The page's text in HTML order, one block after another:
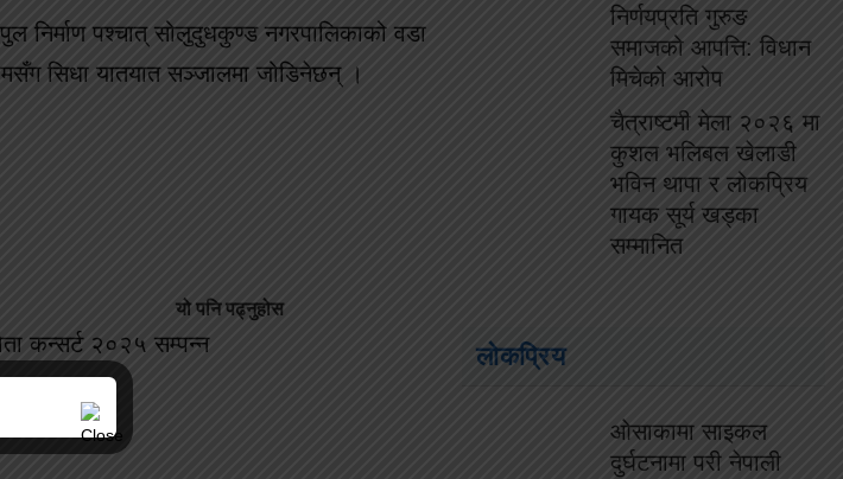
निर्माण पश्चात् सोलुदुधकुण्ड नगरपालिकाको वडा
सिधा यातयात सञ्जालमा जोडिनेछन् ।
यो पनि पढ्नुहोस
कन्सर्ट २०२५ सम्पन्न
निर्णयप्रति गुरुङ
समाजको आपत्ति: विधान
मिचेको आरोप
चैत्राष्टमी मेला २०२६ मा
कुशल भलिबल खेलाडी
भविन थापा र लोकप्रिय
गायक सूर्य खड्का
सम्मानित
लोकप्रिय
ओसाकामा साइकल
दुर्घटनामा परी नेपाली